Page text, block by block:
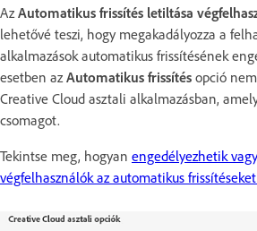
AzAutomatikus frissítés letiltása
lehetővé teszi, hogy megakadályozza a
alkalmazások automatikus frissítésének
esetben azAutomatikus frissítés opció
Creative Cloud asztali alkalmazásban,
csomagot.
Tekintse meg, hogyan engedélyezhetik
végfelhasználók az automatikus frissítéseket